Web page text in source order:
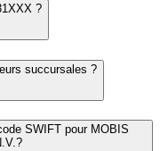
?
succursales ?
SWIFT pour MOBIS